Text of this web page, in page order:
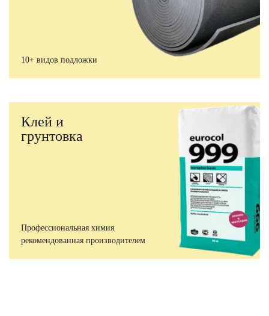
10+ видов подложки
Клей и
грунтовка
Профессиональная химия
рекомендованная производителем